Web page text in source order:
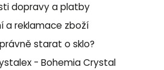
dopravy a platby
a reklamace zboží
starat o sklo?
- Bohemia Crystal